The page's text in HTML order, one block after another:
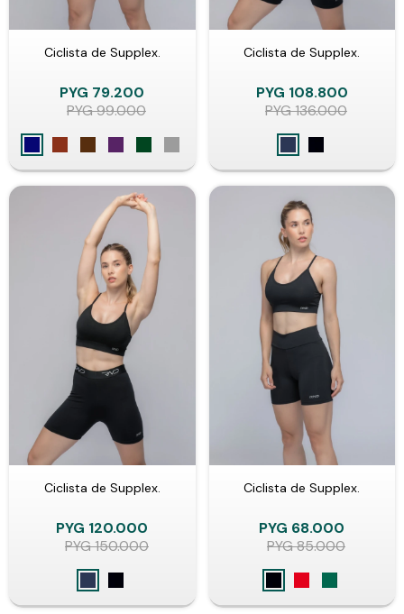
Ciclista de Supplex.
PYG 79.200
PYG99.000
Ciclista de Supplex.
PYG 108.800
PYG136.000
Ciclista de Supplex.
PYG 120.000
PYG150.000
Ciclista de Supplex.
PYG 68.000
PYG85.000